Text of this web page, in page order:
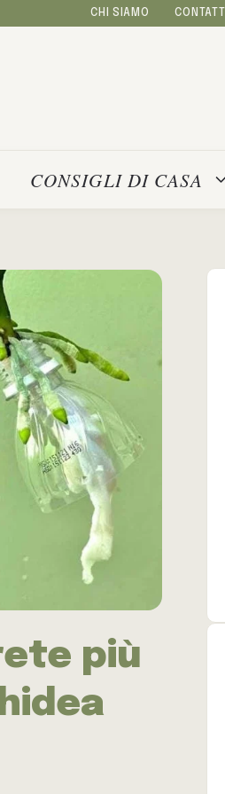
CHI SIAMO CONTATTI
CONSIGLI DI CASA
più